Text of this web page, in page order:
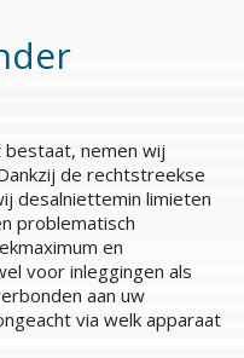
nemen wij
de rechtstreekse
desalniettemin limieten
problematisch
en
voor inleggingen als
aan uw
via welk apparaat